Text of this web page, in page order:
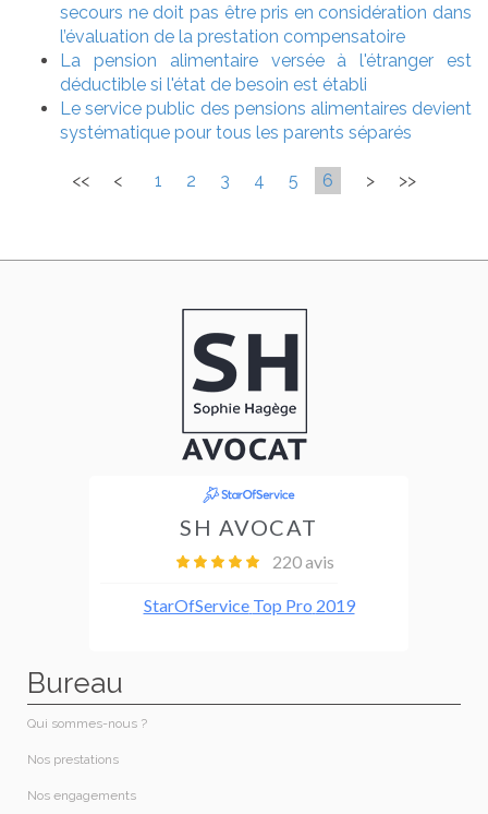
secours ne doit pas être pris en considération dans
l’évaluation de la prestation compensatoire
La pension alimentaire versée à l'étranger est
déductible si l'état de besoin est établi
Le service public des pensions alimentaires devient
systématique pour tous les parents séparés
<< < 1 2 3 4 5 6 > >>
Bureau
Qui sommes-nous ?​
Nos prestations​
Nos engagements